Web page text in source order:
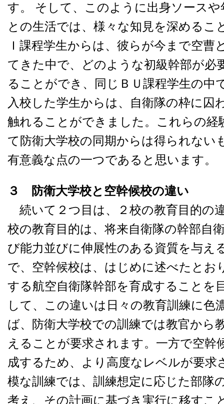
す。 そして、このように出身ソース
との生活では、様々な知見を深めるこ
Ｉ課程学生からは、彼らが今まで空曹
てきた中で、どのような初級幹部が必
ることができ、同じＢＵ課程学生の中
入校した学生からは、自衛隊の枠に囚
触れることができました。これらの経
て防衛大学校の同期からは得られない
有意義な点の一つであると思います。
３ 防衛大学校と空幹候校の違い
続いて２つ目は、２校の教育目的の
校の教育目的は、将来自衛隊の幹部自
び能力並びに伸展性のある資質を与え
で、空幹候校は、はじめに述べたとお
する航空自衛隊幹部を育成することを
して、この違いは日々の教育訓練に色
ば、防衛大学校での訓練では教官から
えることが要求されます。一方で空幹
成するため、より高度なレベルが要求
模な訓練では、訓練想定に応じた部隊
考え、その計画に基づき実行に移すこ